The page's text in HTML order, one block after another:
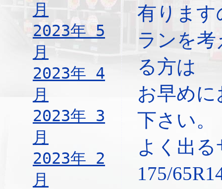
月
2023年 5
月
2023年 4
月
2023年 3
月
2023年 2
月
有ります
ランを
る方は
お早め
下さい。
よく出
175/